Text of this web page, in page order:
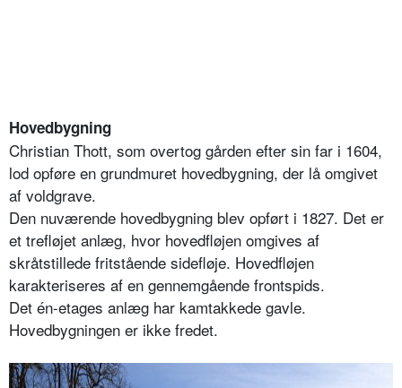
Hovedbygning
Christian Thott, som overtog gården efter sin far i 1604,
lod opføre en grundmuret hovedbygning, der lå omgivet
af voldgrave.
Den nuværende hovedbygning blev opført i 1827. Det er
et trefløjet anlæg, hvor hovedfløjen omgives af
skråtstillede fritstående sidefløje. Hovedfløjen
karakteriseres af en gennemgående frontspids.
Det én-etages anlæg har kamtakkede gavle.
Hovedbygningen er ikke fredet.